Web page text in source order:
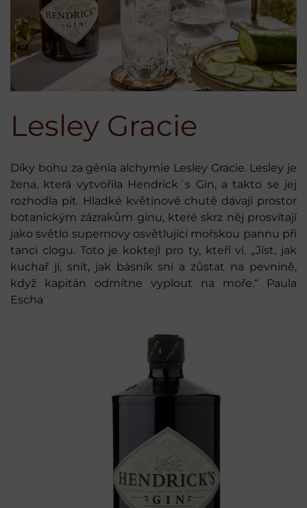
Lesley Gracie
Díky bohu za génia alchymie Lesley Gracie. Lesley je
žena, která vytvořila Hendrick´s Gin, a takto se jej
rozhodla pít. Hladké květinové chutě dávají prostor
botanickým zázrakům ginu, které skrz něj prosvítají
jako světlo supernovy osvětlující mořskou pannu při
tanci clogu. Toto je koktejl pro ty, kteří ví. „Jíst, jak
kuchař jí, snít, jak básník sní a zůstat na pevnině,
když kapitán odmítne vyplout na moře.“ Paula
Escha